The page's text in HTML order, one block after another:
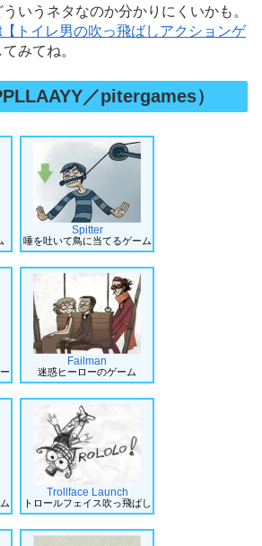
いうネタなのか分かりにくいかも。
トイレ男の吹っ飛ばしアクションゲ
みてね。
／pitergames）
Spitter
唾を吐いて鳥に当てるゲーム
Failman
迷惑ヒーローのゲーム
Trollface Launch
トロールフェイス吹っ飛ばし